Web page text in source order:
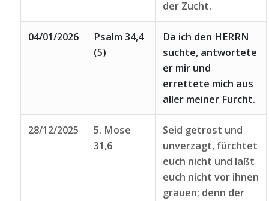
der Zucht.
04/01/2026
Psalm 34,4
(5)
Da ich den HERRN
suchte, antwortete
er mir und
errettete mich aus
aller meiner Furcht.
28/12/2025
5. Mose
31,6
Seid getrost und
unverzagt, fürchtet
euch nicht und laßt
euch nicht vor ihnen
grauen; denn der